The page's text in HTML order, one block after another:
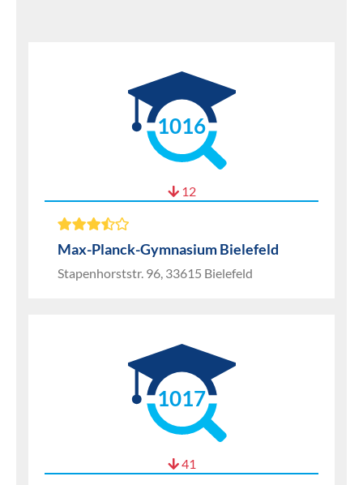
1016
12
Max-Planck-Gymnasium Bielefeld
Stapenhorststr. 96, 33615 Bielefeld
1017
41